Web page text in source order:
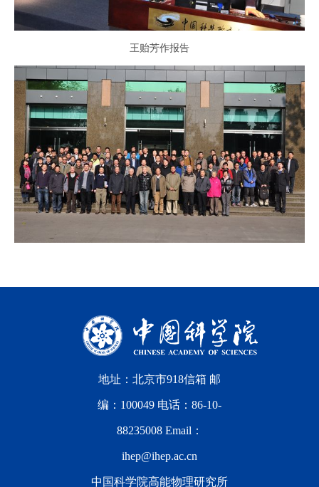
王贻芳作报告
地址：北京市918信箱 邮
编：100049 电话：86-10-
88235008 Email：
ihep@ihep.ac.cn
中国科学院高能物理研究所